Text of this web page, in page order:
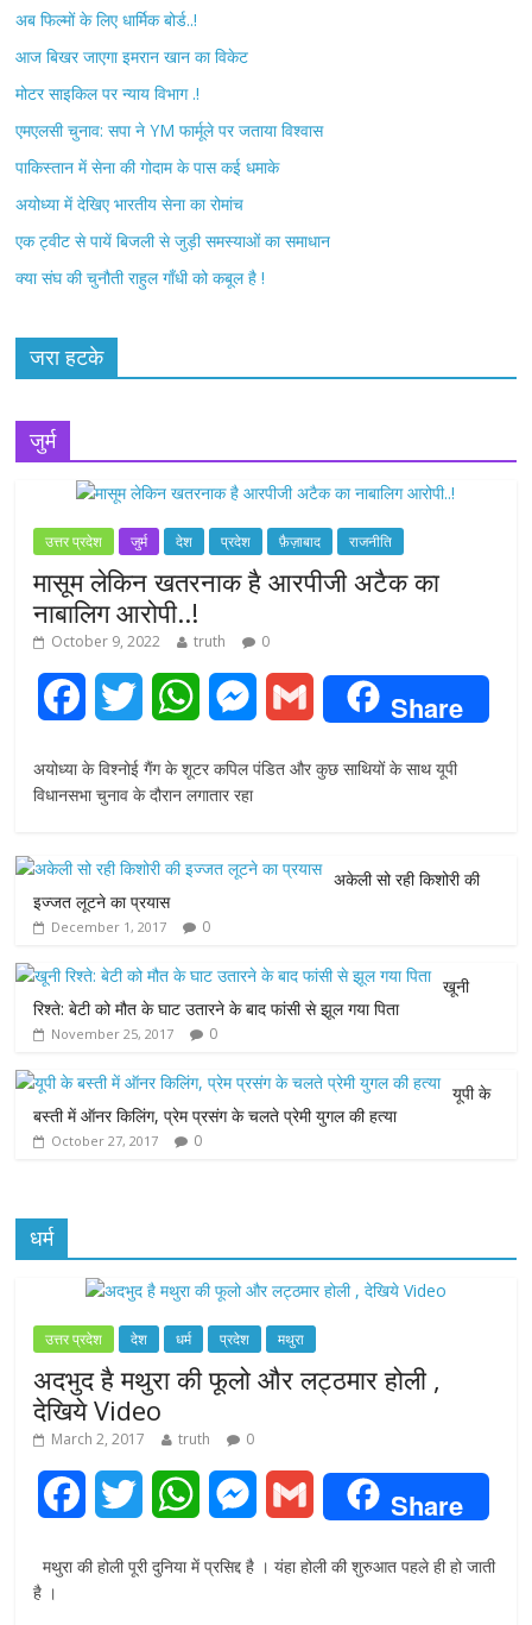
o
o
e
r
अब फिल्मों के लिए धार्मिक बोर्ड..!
आज बिखर जाएगा इमरान खान का विकेट
मोटर साइकिल पर न्याय विभाग .!
एमएलसी चुनाव: सपा ने YM फार्मूले पर जताया विश्वास
पाकिस्तान में सेना की गोदाम के पास कई धमाके
अयोध्या में देखिए भारतीय सेना का रोमांच
एक ट्वीट से पायें बिजली से जुड़ी समस्याओं का समाधान
क्या संघ की चुनौती राहुल गाँधी को कबूल है !
जरा हटके
जुर्म
उत्तर प्रदेश जुर्म देश प्रदेश फ़ैज़ाबाद राजनीति
मासूम लेकिन खतरनाक है आरपीजी अटैक का
नाबालिग आरोपी..!
October 9, 2022 truth 0
c
o
o
k
i
e
r
W
a
A
p
p
M
g
r
Share
अयोध्या के विश्नोई गैंग के शूटर कपिल पंडित और कुछ साथियों के साथ यूपी
विधानसभा चुनाव के दौरान लगातार रहा
अकेली सो रही किशोरी की
इज्जत लूटने का प्रयास
December 1, 2017 0
खूनी
रिश्ते: बेटी को मौत के घाट उतारने के बाद फांसी से झूल गया पिता
November 25, 2017 0
यूपी के
बस्ती में ऑनर किलिंग, प्रेम प्रसंग के चलते प्रेमी युगल की हत्या
October 27, 2017 0
धर्म
उत्तर प्रदेश देश धर्म प्रदेश मथुरा
अदभुद है मथुरा की फूलो और लट्ठमार होली ,
देखिये Video
March 2, 2017 truth 0
W
M
Share
मथुरा की होली पूरी दुनिया में प्रसिद्द है । यंहा होली की शुरुआत पहले ही हो जाती
है ।